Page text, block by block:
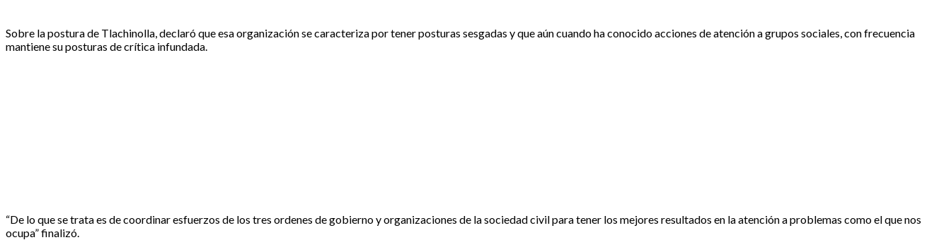
Sobre la postura de Tlachinolla, declaró que esa organización se caracteriza por tener posturas sesgadas y que aún cuando ha conocido acciones de atención a grupos sociales, con frecuencia
mantiene su posturas de crítica infundada.
“De lo que se trata es de coordinar esfuerzos de los tres ordenes de gobierno y organizaciones de la sociedad civil para tener los mejores resultados en la atención a problemas como el que nos
ocupa” finalizó.